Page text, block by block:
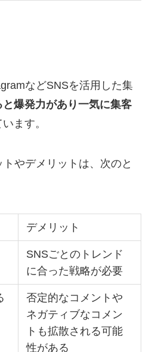
などSNSを活用した集
爆発力があり一気に集客
ます。
やデメリットは、次のと
デメリット
SNSごとのトレンド
に合った戦略が必要
否定的なコメントや
ネガティブなコメン
トも拡散される可能
性がある